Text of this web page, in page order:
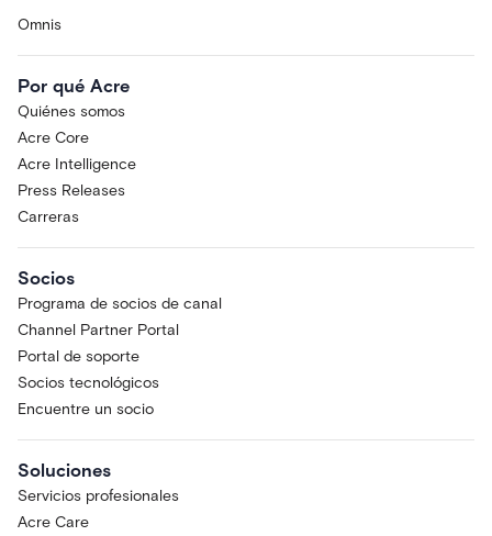
Omnis
Por qué Acre
Quiénes somos
Acre Core
Acre Intelligence
Press Releases
Carreras
Socios
Programa de socios de canal
Channel Partner Portal
Portal de soporte
Socios tecnológicos
Encuentre un socio
Soluciones
Servicios profesionales
Acre Care